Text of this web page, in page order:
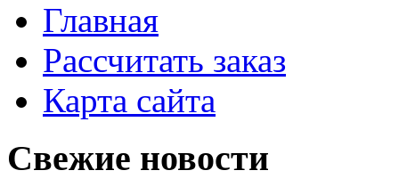
Главная
Рассчитать заказ
Карта сайта
Свежие новости